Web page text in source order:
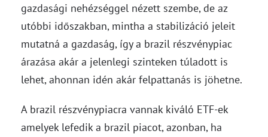
gazdasági nehézséggel nézett szembe, de az
utóbbi időszakban, mintha a stabilizáció jeleit
mutatná a gazdaság, így a brazil részvénypiac
árazása akár a jelenlegi szinteken túladott is
lehet, ahonnan idén akár felpattanás is jöhetne.
A brazil részvénypiacra vannak kiváló ETF-ek
amelyek lefedik a brazil piacot, azonban, ha